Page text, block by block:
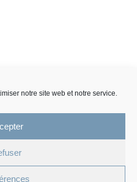
notre site web et notre service.
des données personnelles